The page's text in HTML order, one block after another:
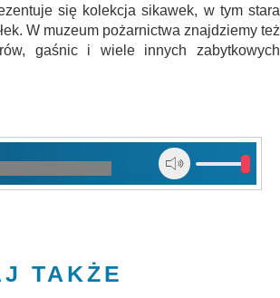
się kolekcja sikawek, w tym stara
W muzeum pożarnictwa znajdziemy też
gaśnic i wiele innych zabytkowych
TAKŻE